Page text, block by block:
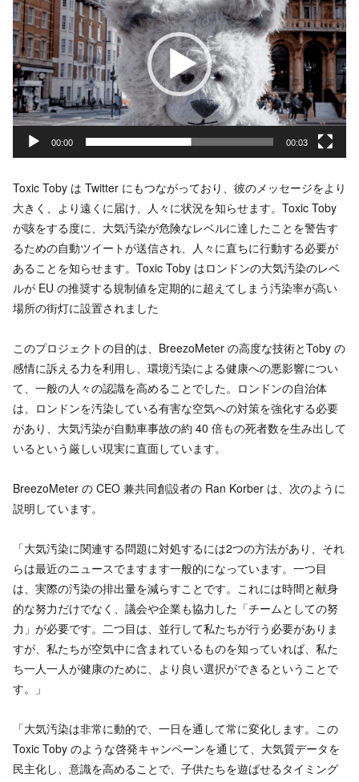
プ
レ
ー
ヤ
ー
00:00 00:03
Toxic Toby は Twitter にもつながっており、彼のメッセージをより
大きく、より遠くに届け、人々に状況を知らせます。Toxic Toby
が咳をする度に、大気汚染が危険なレベルに達したことを警告す
るための自動ツイートが送信され、人々に直ちに行動する必要が
あることを知らせます。Toxic Toby はロンドンの大気汚染のレベ
ルが EU の推奨する規制値を定期的に超えてしまう汚染率が高い
場所の街灯に設置されました
このプロジェクトの目的は、BreezoMeter の高度な技術とToby の
感情に訴える力を利用し、環境汚染による健康への悪影響につい
て、一般の人々の認識を高めることでした。ロンドンの自治体
は、ロンドンを汚染している有害な空気への対策を強化する必要
があり、大気汚染が自動車事故の約 40 倍もの死者数を生み出して
いるという厳しい現実に直面しています。
BreezoMeter の CEO 兼共同創設者の Ran Korber は、次のように
説明しています。
「大気汚染に関連する問題に対処するには2つの方法があり、それ
らは最近のニュースでますます一般的になっています。一つ目
は、実際の汚染の排出量を減らすことです。これには時間と献身
的な努力だけでなく、議会や企業も協力した「チームとしての努
力」が必要です。二つ目は、並行して私たちが行う必要がありま
すが、私たちが空気中に含まれているものを知っていれば、私た
ち一人一人が健康のために、より良い選択ができるということで
す。」
「大気汚染は非常に動的で、一日を通して常に変化します。この
Toxic Toby のような啓発キャンペーンを通じて、大気質データを
民主化し、意識を高めることで、子供たちを遊ばせるタイミング